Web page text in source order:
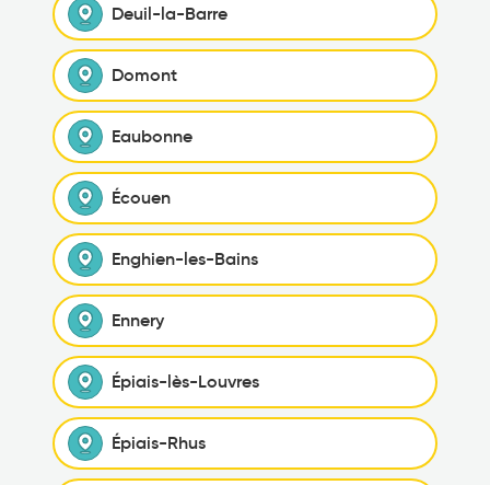
Deuil-la-Barre
Domont
Eaubonne
Écouen
Enghien-les-Bains
Ennery
Épiais-lès-Louvres
Épiais-Rhus